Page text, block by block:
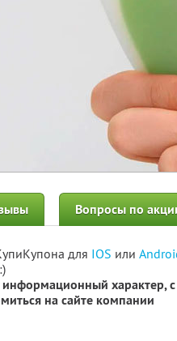
Вопросы по
для IOS или
характер,
на сайте компании